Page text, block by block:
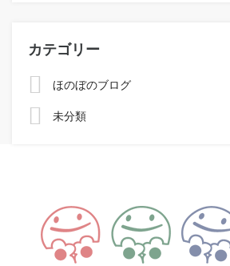
カテゴリー
ほのぼのブログ
未分類